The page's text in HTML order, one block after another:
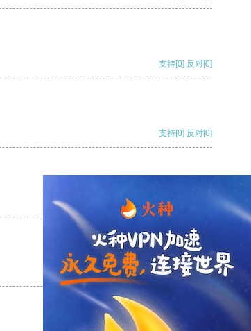
支持[0] 反对[0]
支持[0] 反对[0]
支持
支持[0] 反对[0]